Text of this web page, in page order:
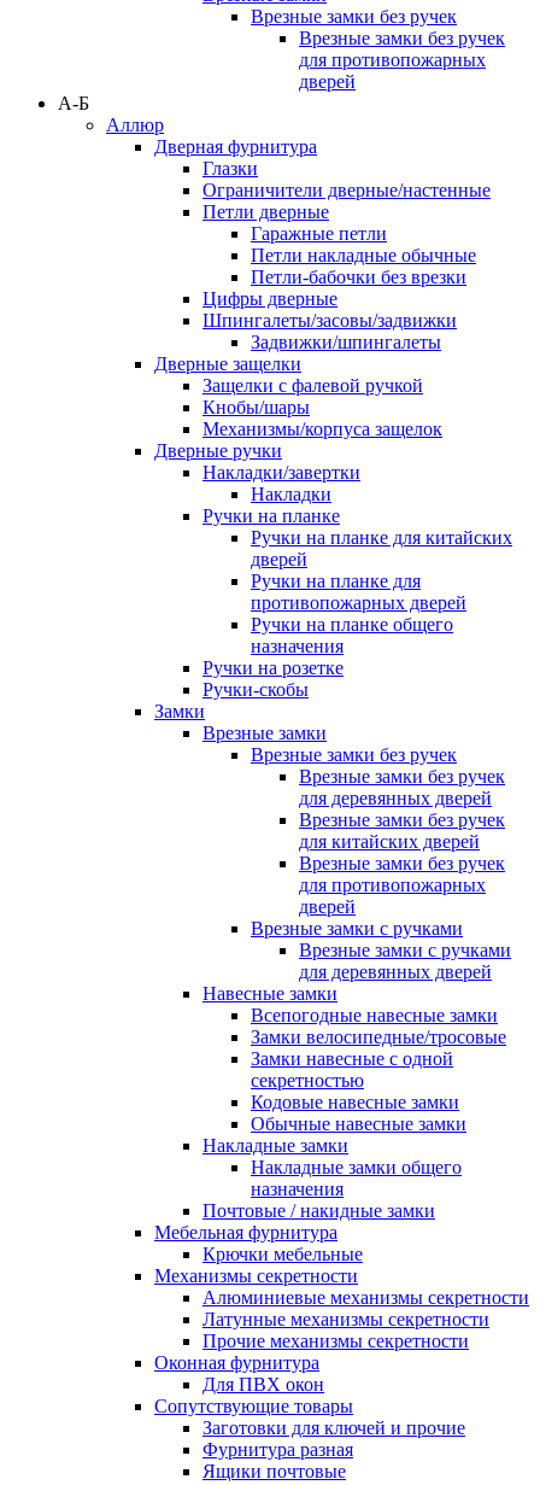
Врезные замки без ручек
Врезные замки без ручек
для противопожарных
дверей
А-Б
Аллюр
Дверная фурнитура
Глазки
Ограничители дверные/настенные
Петли дверные
Гаражные петли
Петли накладные обычные
Петли-бабочки без врезки
Цифры дверные
Шпингалеты/засовы/задвижки
Задвижки/шпингалеты
Дверные защелки
Защелки с фалевой ручкой
Кнобы/шары
Механизмы/корпуса защелок
Дверные ручки
Накладки/завертки
Накладки
Ручки на планке
Ручки на планке для китайских
дверей
Ручки на планке для
противопожарных дверей
Ручки на планке общего
назначения
Ручки на розетке
Ручки-скобы
Замки
Врезные замки
Врезные замки без ручек
Врезные замки без ручек
для деревянных дверей
Врезные замки без ручек
для китайских дверей
Врезные замки без ручек
для противопожарных
дверей
Врезные замки с ручками
Врезные замки с ручками
для деревянных дверей
Навесные замки
Всепогодные навесные замки
Замки велосипедные/тросовые
Замки навесные с одной
секретностью
Кодовые навесные замки
Обычные навесные замки
Накладные замки
Накладные замки общего
назначения
Почтовые / накидные замки
Мебельная фурнитура
Крючки мебельные
Механизмы секретности
Алюминиевые механизмы секретности
Латунные механизмы секретности
Прочие механизмы секретности
Оконная фурнитура
Для ПВХ окон
Сопутствующие товары
Заготовки для ключей и прочие
Фурнитура разная
Ящики почтовые